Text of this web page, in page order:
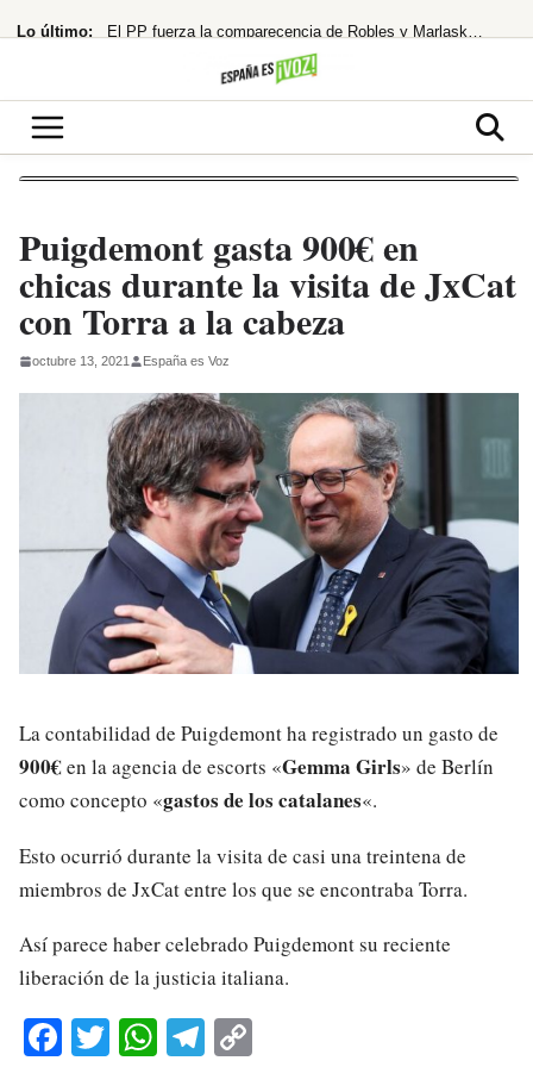
al Lo último: El PP fuerza la comparecencia de Robles y Marlaska en el Senado por la crisis
¡España al borde del abismo! El modelo holandés de pensiones, ¿la única salida?
Puigdemont gasta 900€ en
chicas durante la visita de JxCat
con Torra a la cabeza
octubre 13, 2021 España es Voz
La contabilidad de Puigdemont ha registrado un gasto de
900€en la agencia de escorts «Gemma Girls» de Berlín
como concepto «gastos de los catalanes«.
Esto ocurrió durante la visita de casi una treintena de
miembros de JxCat entre los que se encontraba Torra.
Así parece haber celebrado Puigdemont su reciente
liberación de la justicia italiana.
Fa T W Te